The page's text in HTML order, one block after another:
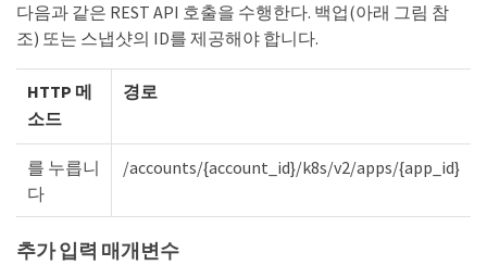
다음과 같은 REST API 호출을 수행한다. 백업(아래 그림 참
조) 또는 스냅샷의 ID를 제공해야 합니다.
HTTP 메
소드
경로
를 누릅니
다
/accounts/{account_id}/k8s/v2/apps/{app_id}
추가 입력 매개변수